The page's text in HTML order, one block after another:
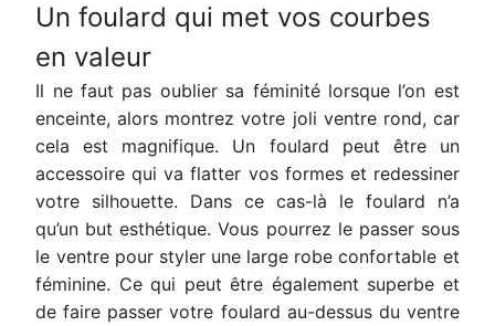
Un foulard qui met vos courbes
en valeur
Il ne faut pas oublier sa féminité lorsque l’on est
enceinte, alors montrez votre joli ventre rond, car
cela est magnifique. Un foulard peut être un
accessoire qui va flatter vos formes et redessiner
votre silhouette. Dans ce cas-là le foulard n’a
qu’un but esthétique. Vous pourrez le passer sous
le ventre pour styler une large robe confortable et
féminine. Ce qui peut être également superbe et
de faire passer votre foulard au-dessus du ventre